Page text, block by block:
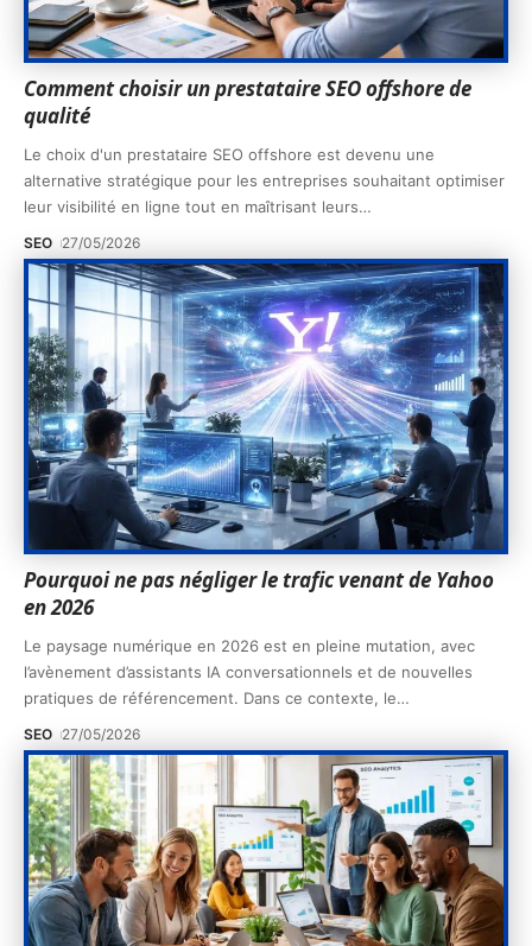
Comment choisir un prestataire SEO offshore de
qualité
Le choix d'un prestataire SEO offshore est devenu une
alternative stratégique pour les entreprises souhaitant optimiser
leur visibilité en ligne tout en maîtrisant leurs…
SEO 27/05/2026
Pourquoi ne pas négliger le trafic venant de Yahoo
en 2026
Le paysage numérique en 2026 est en pleine mutation, avec
l’avènement d’assistants IA conversationnels et de nouvelles
pratiques de référencement. Dans ce contexte, le…
SEO 27/05/2026